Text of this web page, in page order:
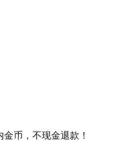
币，不现金退款！